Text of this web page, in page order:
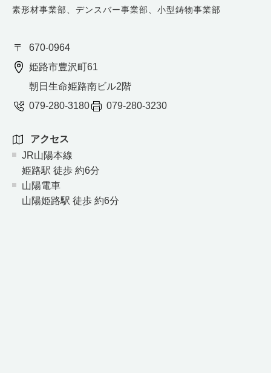
素形材事業部、デンスバー事業部、小型鋳物事業部
670-0964
姫路市豊沢町61
朝日生命姫路南ビル2階
079-280-3180
079-280-3230
アクセス
JR山陽本線
姫路駅 徒歩 約6分
山陽電車
山陽姫路駅 徒歩 約6分